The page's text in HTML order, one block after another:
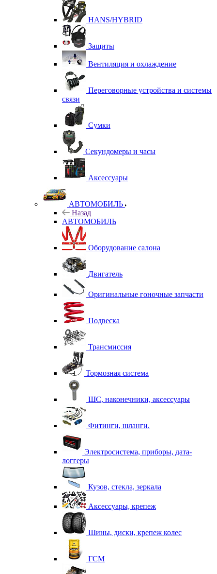
HANS/HYBRID
Защиты
Вентиляция и охлаждение
Переговорные устройства и системы
связи
Сумки
Секундомеры и часы
Аксессуары
АВТОМОБИЛЬ
Назад
АВТОМОБИЛЬ
Оборудование салона
Двигатель
Оригинальные гоночные запчасти
Подвеска
Трансмиссия
Тормозная система
ШС, наконечники, аксессуары
Фитинги, шланги.
Электросистема, приборы, дата-
логгеры
Кузов, стекла, зеркала
Аксессуары, крепеж
Шины, диски, крепеж колес
ГСМ